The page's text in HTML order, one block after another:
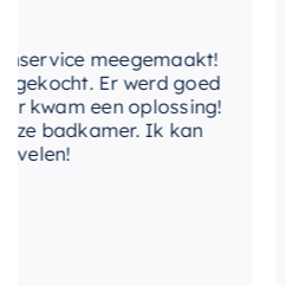
meegemaakt!
Er werd goed
kwam een oplossing!
badkamer. Ik kan